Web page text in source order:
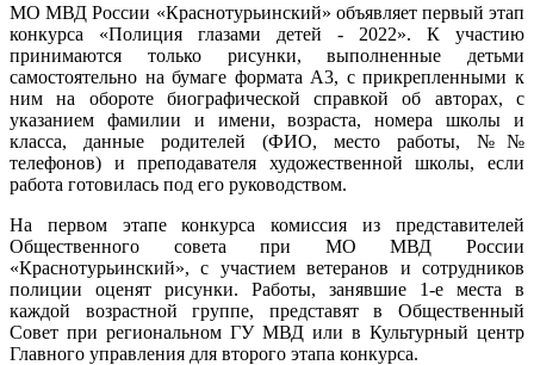
МО МВД России «Краснотурьинский» объявляет первый этап
конкурса «Полиция глазами детей - 2022». К участию
принимаются только рисунки, выполненные детьми
самостоятельно на бумаге формата А3, с прикрепленными к
ним на обороте биографической справкой об авторах, с
указанием фамилии и имени, возраста, номера школы и
класса, данные родителей (ФИО, место работы, №№
телефонов) и преподавателя художественной школы, если
работа готовилась под его руководством.
На первом этапе конкурса комиссия из представителей
Общественного совета при МО МВД России
«Краснотурьинский», с участием ветеранов и сотрудников
полиции оценят рисунки. Работы, занявшие 1-е места в
каждой возрастной группе, представят в Общественный
Совет при региональном ГУ МВД или в Культурный центр
Главного управления для второго этапа конкурса.